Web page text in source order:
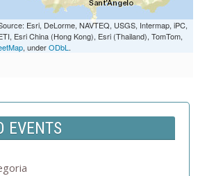
Esri, DeLorme, NAVTEQ, USGS, Intermap, iPC,
Esri China (Hong Kong), Esri (Thailand), TomTom,
, underODbL.
EVENTS